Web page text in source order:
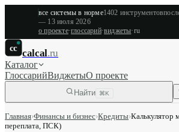
все системы в норме1402 инструментов
— 13 июля 2026
о проекте·глоссарий·виджеты·ru
cc calcal.ru
Каталог
ГлоссарийВиджетыО проекте
Найти ⌘K
Главная›Финансы и бизнес›Кредиты›
переплата, ПСК)